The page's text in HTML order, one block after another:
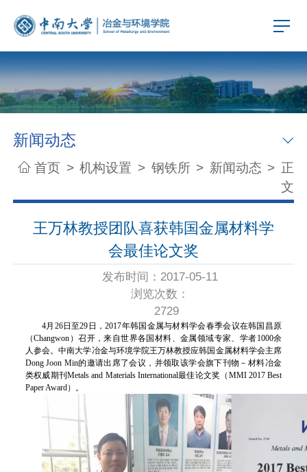
新闻动态
首页 > 机构设置 > 钢铁所 > 新闻动态 > 正
文
王万林教授团队喜获韩国金属材料学
会最佳论文奖
发布时间：2017-05-11
浏览次数：
2729
4月26日至29日，2017年韩国金属与材料学会春季会议在韩国昌原
（Changwon）召开，来自世界各国材料、金属领域专家、学者1000余
人参会。中南大学冶金与环境学院王万林教授应韩国金属材料学会主席
Dong Joon Min的邀请出席了会议，并领取该学会旗下刊物－材料冶金
类权威期刊Metals and Materials International最佳论文奖（MMI 2017 Best
Paper Award）。